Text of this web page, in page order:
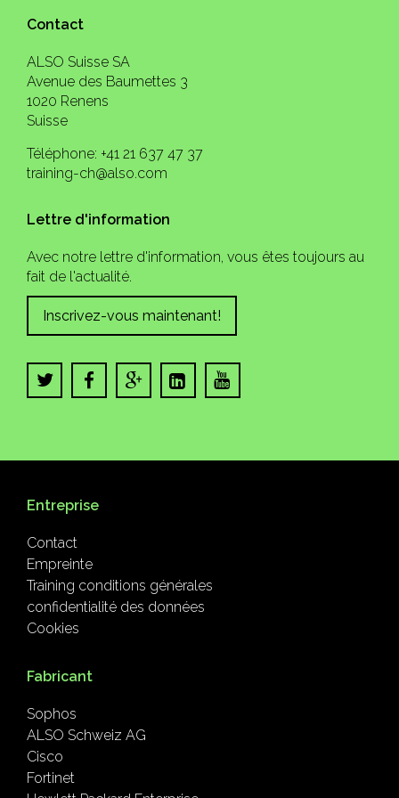
Contact
ALSO Suisse SA
Avenue des Baumettes 3
1020 Renens
Suisse
Téléphone: +41 21 637 47 37
training-ch@also.com
Lettre d'information
Avec notre lettre d'information, vous êtes toujours au
fait de l'actualité.
Inscrivez-vous maintenant!
Entreprise
Contact
Empreinte
Training conditions générales
confidentialité des données
Cookies
Fabricant
Sophos
ALSO Schweiz AG
Cisco
Fortinet